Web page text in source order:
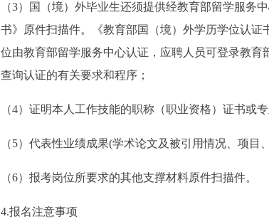
（3）国（境）外毕业生还须提供经教育部留学服务
书》原件扫描件。《教育部国（境）外学历学位认
位由教育部留学服务中心认证，应聘人员可登录教育
查询认证的有关要求和程序；
（4）证明本人工作技能的职称（职业资格）证书或
（5）代表性业绩成果(学术论文及被引用情况、项目
（6）报考岗位所要求的其他支撑材料原件扫描件。
4.报名注意事项